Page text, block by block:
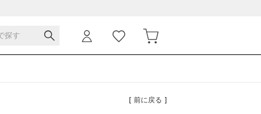
[ 前に戻る ]